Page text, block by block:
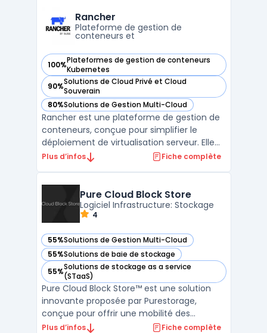
Rancher
Plateforme de gestion de
conteneurs et
100%Plateformes de gestion de conteneurs
Kubernetes
— voir Rancher dans cette catégorie
90%Solutions de Cloud Privé et Cloud
Souverain
— voir Rancher dans cette catégorie
80%Solutions de Gestion Multi-Cloud
— voir Rancher dans cette catégorie
Rancher est une plateforme de gestion de
conteneurs, conçue pour simplifier le
déploiement de virtualisation serveur. Elle
offre des capacités de gestion multi-cloud,
de Docker et de Kubernetes. Rancher est
égal ...
Plus d’infos Fiche complète
Pure Cloud Block Store
Logiciel Infrastructure: Stockage
4
55%Solutions de Gestion Multi-Cloud
— voir Pure Cloud Block Store dans cette catégorie
55%Solutions de baie de stockage
— voir Pure Cloud Block Store dans cette catégorie
55%Solutions de stockage as a service
(STaaS)
— voir Pure Cloud Block Store dans cette catégorie
Pure Cloud Block Store™ est une solution
innovante proposée par Purestorage,
conçue pour offrir une mobilité des
données optimale, une protection des
Plus d’infos Fiche complète